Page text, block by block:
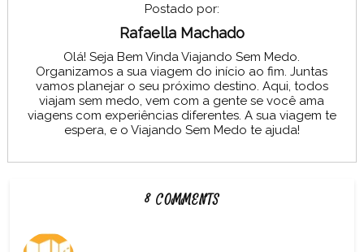
Postado por:
Rafaella Machado
Olá! Seja Bem Vinda Viajando Sem Medo.
Organizamos a sua viagem do início ao fim. Juntas
vamos planejar o seu próximo destino. Aqui, todos
viajam sem medo, vem com a gente se você ama
viagens com experiências diferentes. A sua viagem te
espera, e o Viajando Sem Medo te ajuda!
8 COMMENTS